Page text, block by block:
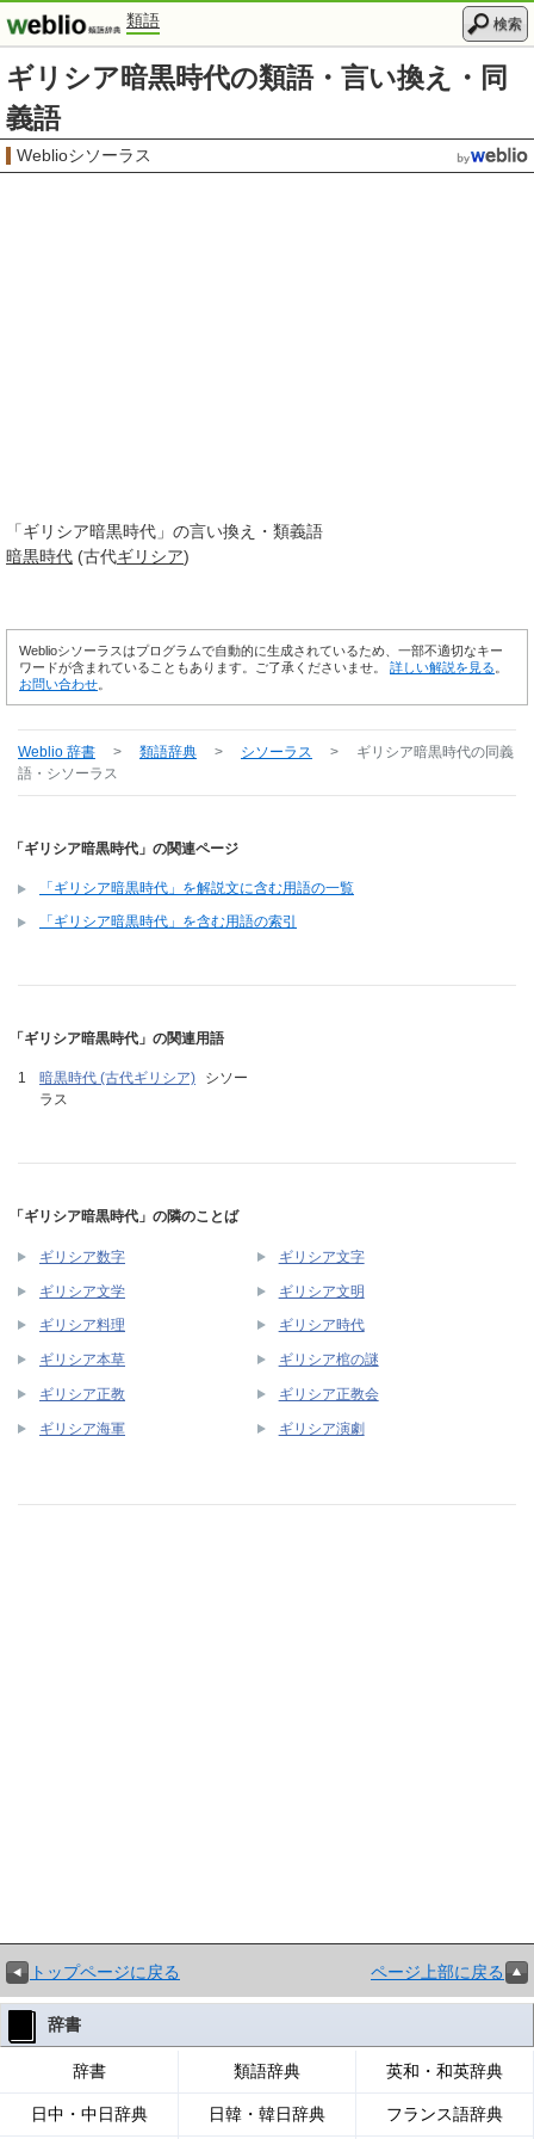
類語 検索
ギリシア暗黒時代の類語・言い換え・同
義語
Weblioシソーラス
「ギリシア暗黒時代 」の言い換え・類義語
暗黒時代 (古代ギリシア)
Weblioシソーラスはプログラムで自動的に生成されているため、一部不適切なキー
ワードが含まれていることもあります。ご了承くださいませ。 詳しい解説を見る
お問い合わせ
Weblio 辞書 > 類語辞典 > シソーラス > ギリシア暗黒時代の同義
語・シソーラス
「ギリシア暗黒時代」の関連ページ
「ギリシア暗黒時代」を解説文に含む用語の一覧
「ギリシア暗黒時代」を含む用語の索引
「ギリシア暗黒時代」の関連用語
暗黒時代 (古代ギリシア)
シソー
ラス
「ギリシア暗黒時代」の隣のことば
ギリシア数字 ギリシア文字
ギリシア文学 ギリシア文明
ギリシア料理 ギリシア時代
ギリシア本草 ギリシア棺の謎
ギリシア正教 ギリシア正教会
ギリシア海軍 ギリシア演劇
トップページに戻る ページ上部に戻る
辞書
辞書 類語辞典 英和・和英辞典
日中・中日辞典 日韓・韓日辞典 フランス語辞典